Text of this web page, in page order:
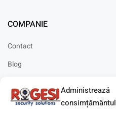
Administrează
consimțământul
COMPANIE
Contact
Blog
Solicitare instalare